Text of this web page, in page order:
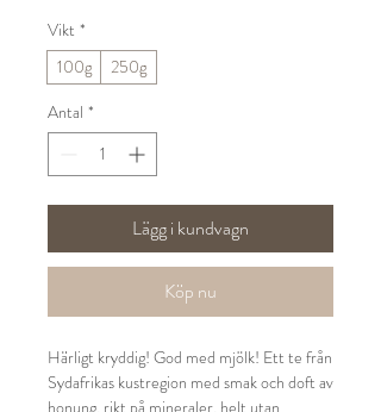
Vikt *
100g
250g
Antal *
Lägg i kundvagn
Köp nu
Härligt kryddig! God med mjölk! Ett te från
Sydafrikas kustregion med smak och doft av
honung, rikt på mineraler, helt utan